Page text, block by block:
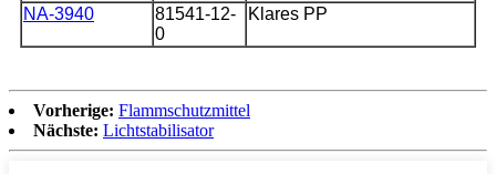
NA-3940
81541-12-
0
Klares PP
Vorherige: Flammschutzmittel
Nächste: Lichtstabilisator